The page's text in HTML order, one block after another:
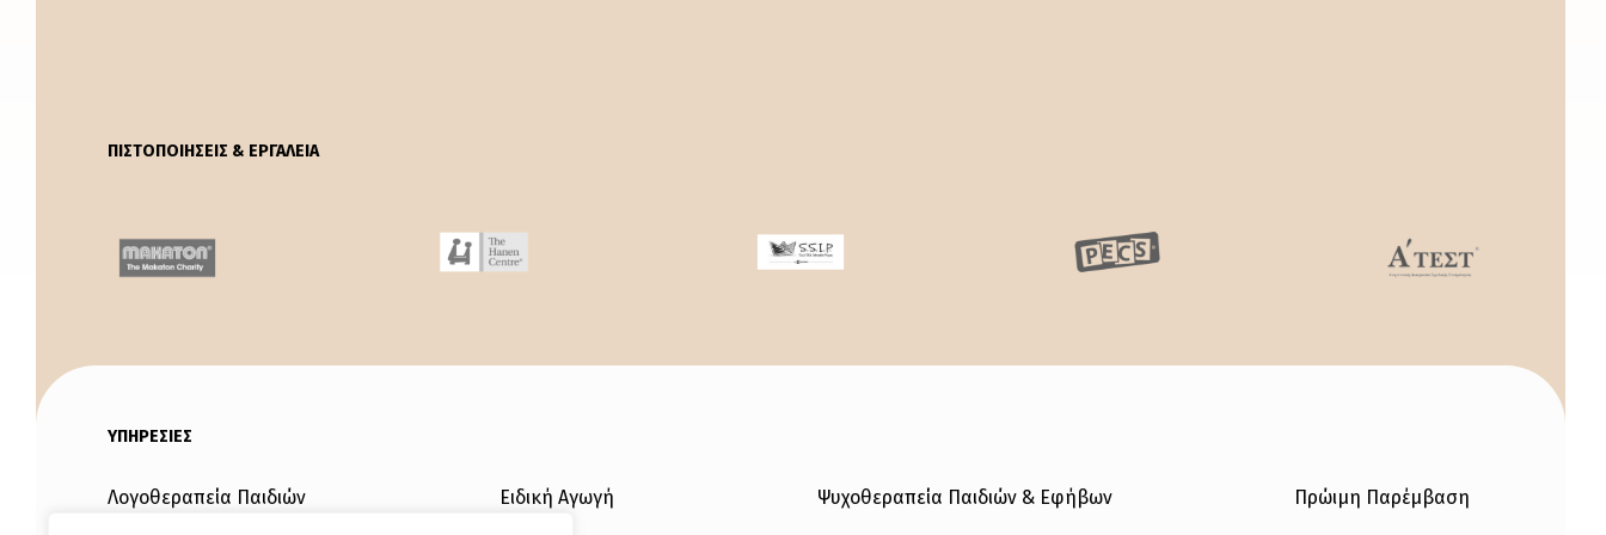
ΠΙΣΤΟΠΟΙΗΣΕΙΣ & ΕΡΓΑΛΕΙΑ
ΥΠΗΡΕΣΙΕΣ
Λογοθεραπεία Παιδιών Ειδική Αγωγή Ψυχοθεραπεία Παιδιών & Εφήβων Πρώιμη Παρέμβαση